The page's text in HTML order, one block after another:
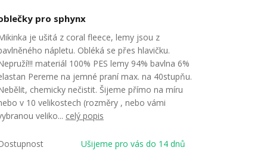
pro sphynx
je ušitá z coral fleece, lemy jsou z
nápletu. Obléká se přes hlavičku.
materiál 100% PES lemy 94% bavlna 6%
Pereme na jemné praní max. na 40stupňu.
chemicky nečistit. Šijeme přímo na míru
v 10 velikostech (rozměry , nebo vámi
veliko... celý popis
Ušijeme pro vás do 14 dnů